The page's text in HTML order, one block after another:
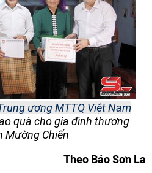
ương MTTQ Việt Nam
quà cho gia đình thương
Mường Chiến
Theo Báo Sơn La